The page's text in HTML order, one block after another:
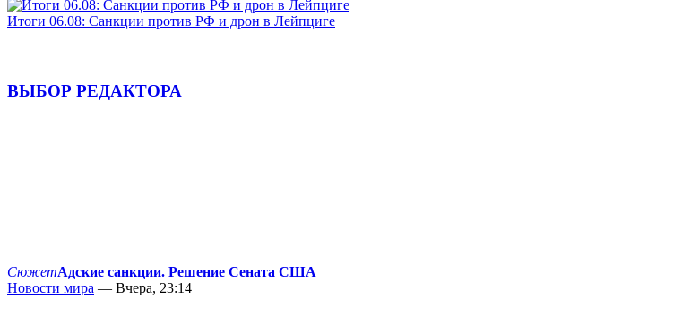
Итоги 06.08: Санкции против РФ и дрон в Лейпциге
ВЫБОР РЕДАКТОРА
СюжетАдские санкции. Решение Сената США
Новости мира — Вчера, 23:14